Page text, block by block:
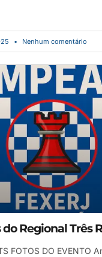
Nenhum comentário
Regional Três
FOTOS DO EVENTO